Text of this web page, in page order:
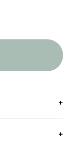
+
+